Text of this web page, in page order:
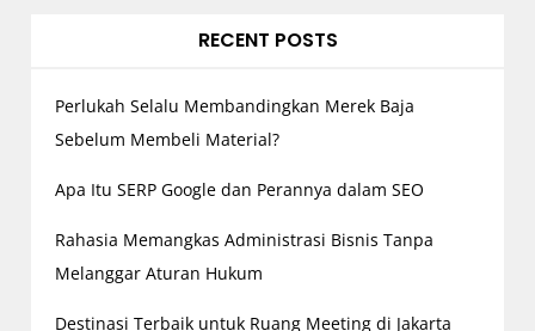
o
n
RECENT POSTS
Perlukah Selalu Membandingkan Merek Baja
Sebelum Membeli Material?
Apa Itu SERP Google dan Perannya dalam SEO
Rahasia Memangkas Administrasi Bisnis Tanpa
Melanggar Aturan Hukum
Destinasi Terbaik untuk Ruang Meeting di Jakarta